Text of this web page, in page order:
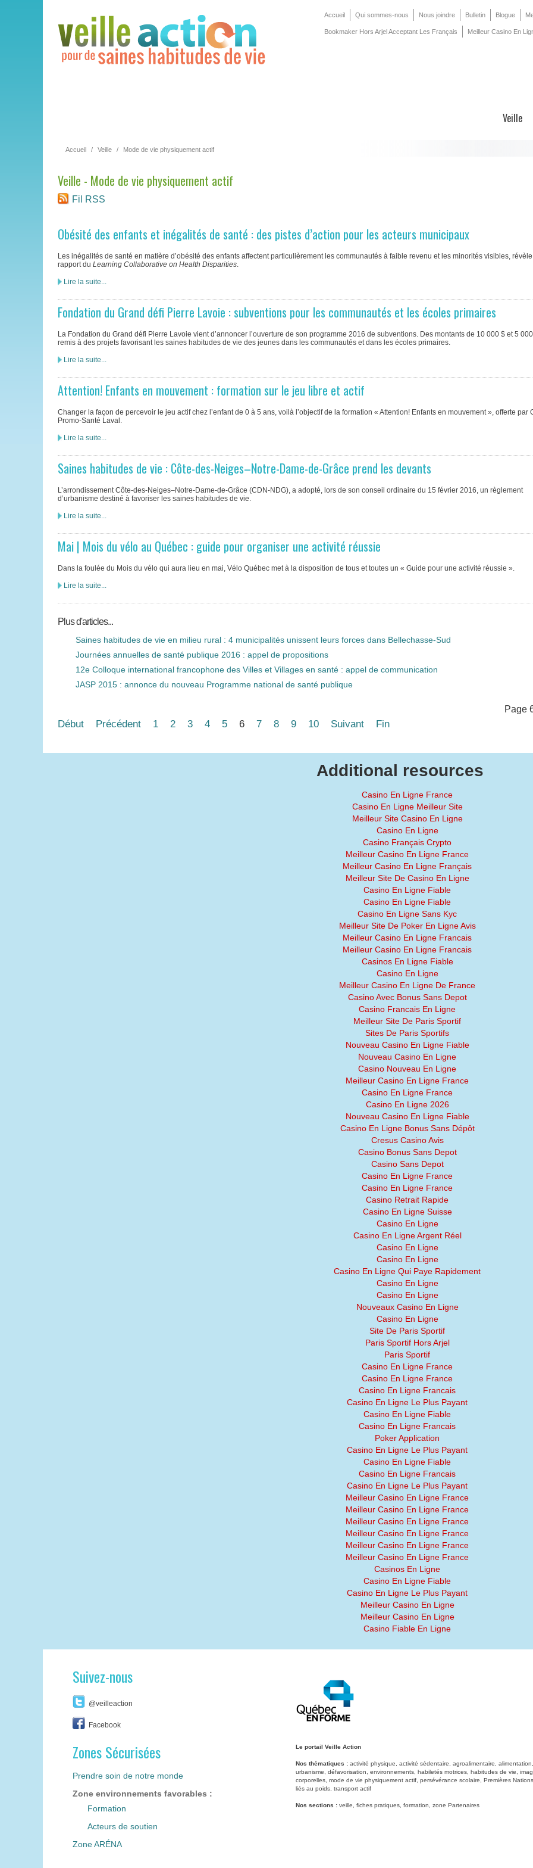
Accueil Qui sommes-nous Nous joindre Bulletin Blogue
Bookmaker Hors Arjel Acceptant Les Français Meilleur Casino En
Veille
Accueil / Veille / Mode de vie physiquement actif
Veille - Mode de vie physiquement actif
Fil RSS
Obésité des enfants et inégalités de santé : des pistes d’action pour les acteurs municipaux
Les inégalités de santé en matière d’obésité des enfants affectent particulièrement les communautés à faible revenu et les minorités visibles,
rapport du Learning Collaborative on Health Disparities.
Lire la suite...
Fondation du Grand défi Pierre Lavoie : subventions pour les communautés et les écoles primaires
La Fondation du Grand défi Pierre Lavoie vient d’annoncer l’ouverture de son programme 2016 de subventions. Des montants de 10 000 $ et 5
remis à des projets favorisant les saines habitudes de vie des jeunes dans les communautés et dans les écoles primaires.
Lire la suite...
Attention! Enfants en mouvement : formation sur le jeu libre et actif
Changer la façon de percevoir le jeu actif chez l’enfant de 0 à 5 ans, voilà l’objectif de la formation « Attention! Enfants en mouvement », offerte par
Promo-Santé Laval.
Lire la suite...
Saines habitudes de vie : Côte-des-Neiges–Notre-Dame-de-Grâce prend les devants
L’arrondissement Côte-des-Neiges–Notre-Dame-de-Grâce (CDN-NDG), a adopté, lors de son conseil ordinaire du 15 février 2016, un règlement
d’urbanisme destiné à favoriser les saines habitudes de vie.
Lire la suite...
Mai | Mois du vélo au Québec : guide pour organiser une activité réussie
Dans la foulée du Mois du vélo qui aura lieu en mai, Vélo Québec met à la disposition de tous et toutes un « Guide pour une activité réussie ».
Lire la suite...
Plus d'articles...
Saines habitudes de vie en milieu rural : 4 municipalités unissent leurs forces dans Bellechasse-Sud
Journées annuelles de santé publique 2016 : appel de propositions
12e Colloque international francophone des Villes et Villages en santé : appel de communication
JASP 2015 : annonce du nouveau Programme national de santé publique
Page
Début Précédent 1 2 3 4 5 6 7 8 9 10 Suivant Fin
Additional resources
Casino En Ligne France
Casino En Ligne Meilleur Site
Meilleur Site Casino En Ligne
Casino En Ligne
Casino Français Crypto
Meilleur Casino En Ligne France
Meilleur Casino En Ligne Français
Meilleur Site De Casino En Ligne
Casino En Ligne Fiable
Casino En Ligne Fiable
Casino En Ligne Sans Kyc
Meilleur Site De Poker En Ligne Avis
Meilleur Casino En Ligne Francais
Meilleur Casino En Ligne Francais
Casinos En Ligne Fiable
Casino En Ligne
Meilleur Casino En Ligne De France
Casino Avec Bonus Sans Depot
Casino Francais En Ligne
Meilleur Site De Paris Sportif
Sites De Paris Sportifs
Nouveau Casino En Ligne Fiable
Nouveau Casino En Ligne
Casino Nouveau En Ligne
Meilleur Casino En Ligne France
Casino En Ligne France
Casino En Ligne 2026
Nouveau Casino En Ligne Fiable
Casino En Ligne Bonus Sans Dépôt
Cresus Casino Avis
Casino Bonus Sans Depot
Casino Sans Depot
Casino En Ligne France
Casino En Ligne France
Casino Retrait Rapide
Casino En Ligne Suisse
Casino En Ligne
Casino En Ligne Argent Réel
Casino En Ligne
Casino En Ligne
Casino En Ligne Qui Paye Rapidement
Casino En Ligne
Casino En Ligne
Nouveaux Casino En Ligne
Casino En Ligne
Site De Paris Sportif
Paris Sportif Hors Arjel
Paris Sportif
Casino En Ligne France
Casino En Ligne France
Casino En Ligne Francais
Casino En Ligne Le Plus Payant
Casino En Ligne Fiable
Casino En Ligne Francais
Poker Application
Casino En Ligne Le Plus Payant
Casino En Ligne Fiable
Casino En Ligne Francais
Casino En Ligne Le Plus Payant
Meilleur Casino En Ligne France
Meilleur Casino En Ligne France
Meilleur Casino En Ligne France
Meilleur Casino En Ligne France
Meilleur Casino En Ligne France
Meilleur Casino En Ligne France
Casinos En Ligne
Casino En Ligne Fiable
Casino En Ligne Le Plus Payant
Meilleur Casino En Ligne
Meilleur Casino En Ligne
Casino Fiable En Ligne
Suivez-nous
@veilleaction
Facebook
Zones Sécurisées
Prendre soin de notre monde
Zone environnements favorables :
Formation
Acteurs de soutien
Zone ARÉNA
Le portail Veille Action
Nos thématiques : activité physique, activité sédentaire, agroalimentaire,
urbanisme, défavorisation, environnements, habiletés motrices, habitudes de vie,
corporelles, mode de vie physiquement actif, persévérance scolaire, Premières
liés au poids, transport actif
Nos sections : veille, fiches pratiques, formation, zone Partenaires